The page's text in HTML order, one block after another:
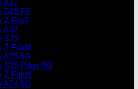
A17
S25 FE
Z Flip7
A07
S25
Z Fold6
A75 5G
S25 Edge 5G
Z Fold5
A74 5G